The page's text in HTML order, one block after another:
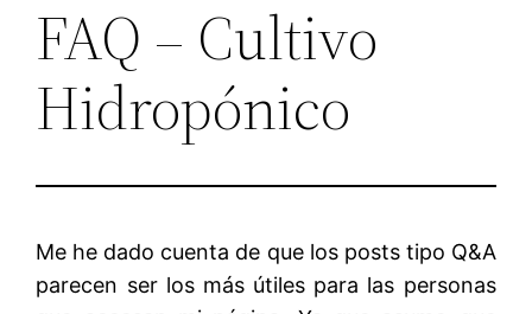
FAQ – Cultivo
Hidropónico
Me he dado cuenta de que los posts tipo Q&A
parecen ser los más útiles para las personas